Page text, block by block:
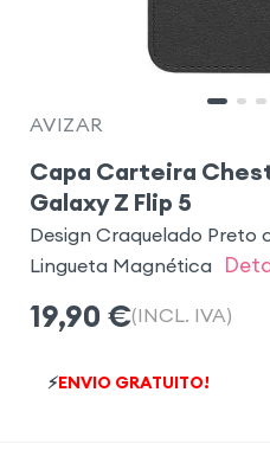
AVIZAR
Capa Carteira
Galaxy Z Flip 5
Design Craquelado Preto
Lingueta Magnética
19,90 €(INCL. IVA)
⚡ENVIO GRATUITO!